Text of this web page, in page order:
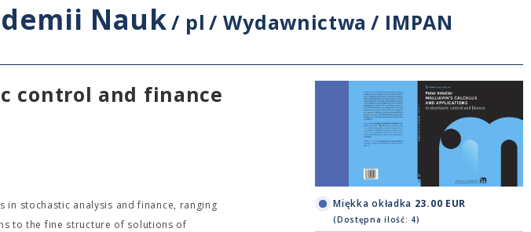
Nauk/ pl /Wydawnictwa / IMPAN
control and finance
stochastic analysis and finance, ranging
to the fine structure of solutions of
Miękka okładka 23.00 EUR
(Dostępna ilość: 4)